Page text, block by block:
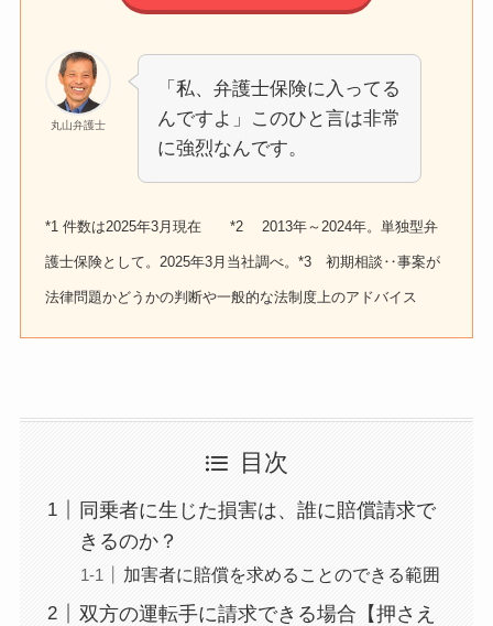
丸山弁護士
「私、弁護士保険に入ってる
んですよ」このひと言は非常
に強烈なんです。
*1 件数は2025年3月現在 *2 2013年～2024年。単独型弁
護士保険として。2025年3月当社調べ。*3 初期相談‥事案が
法律問題かどうかの判断や一般的な法制度上のアドバイス
目次
同乗者に生じた損害は、誰に賠償請求で
きるのか？
加害者に賠償を求めることのできる範囲
双方の運転手に請求できる場合【押さえ